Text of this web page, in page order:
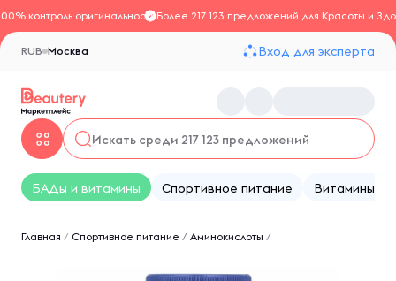
контроль оригинальностиБолее 217 123 предложений для Красоты и
Москва
RUB Вход для эксперта
БАДы и витамины Спортивное питание Витамины
Главная / Спортивное питание / Аминокислоты /